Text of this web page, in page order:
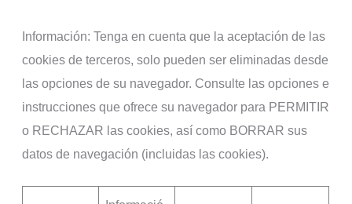
Información: Tenga en cuenta que la aceptación de las
cookies de terceros, solo pueden ser eliminadas desde
las opciones de su navegador. Consulte las opciones e
instrucciones que ofrece su navegador para PERMITIR
o RECHAZAR las cookies, así como BORRAR sus
datos de navegación (incluidas las cookies).